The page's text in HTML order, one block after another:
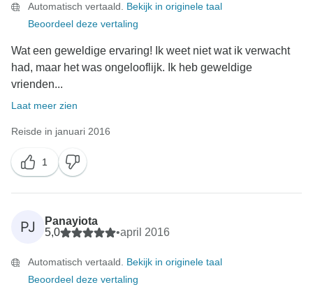
Automatisch vertaald. Bekijk in originele taal
Beoordeel deze vertaling
Wat een geweldige ervaring! Ik weet niet wat ik verwacht
had, maar het was ongelooflijk. Ik heb geweldige
vrienden...
Laat meer zien
Reisde in januari 2016
1
PJ
Panayiota
5,0
•april 2016
Automatisch vertaald. Bekijk in originele taal
Beoordeel deze vertaling